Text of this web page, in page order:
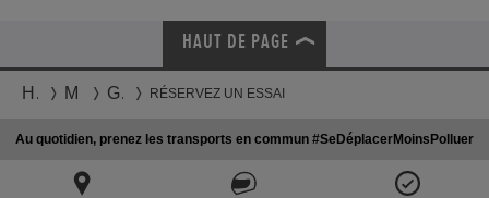
HAUT DE PAGE
Honda Motos Gamme RÉSERVEZ UN ESSAI
Au quotidien, prenez les transports en commun #SeDéplacerMoinsPolluer